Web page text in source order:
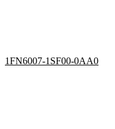
1FN6007-1SF00-0AA0